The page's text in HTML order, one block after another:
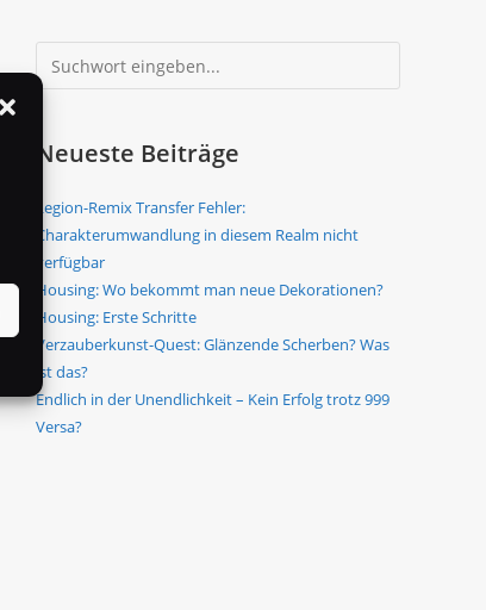
Suchen
Neueste Beiträge
Legion-Remix Transfer Fehler:
Charakterumwandlung in diesem Realm nicht
verfügbar
Housing: Wo bekommt man neue Dekorationen?
Housing: Erste Schritte
Verzauberkunst-Quest: Glänzende Scherben? Was
ist das?
Endlich in der Unendlichkeit – Kein Erfolg trotz 999
Versa?